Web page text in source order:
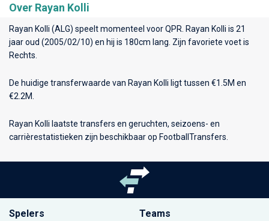
Over Rayan Kolli
Rayan Kolli (ALG) speelt momenteel voorQPR . Rayan Kolli is 21
jaar oud (2005/02/10) en hij is 180cm lang. Zijn favoriete voet is
Rechts.
De huidige transferwaarde van Rayan Kolli ligt tussen €1.5M en
€2.2M.
Rayan Kolli laatste transfers en geruchten, seizoens- en
carrièrestatistieken zijn beschikbaar op FootballTransfers.
Spelers Teams